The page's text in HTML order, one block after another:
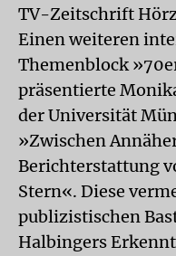
TV-Zeitschrift
Einen weiteren
Themenblock
präsentierte
der Universität
»Zwischen
Berichterstattung
Stern«. Diese
publizistischen
Halbingers